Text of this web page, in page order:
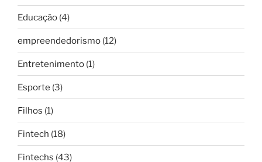
Educação (4)
empreendedorismo (12)
Entretenimento (1)
Esporte (3)
Filhos (1)
Fintech (18)
Fintechs (43)